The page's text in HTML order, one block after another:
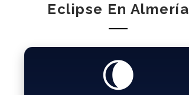
Eclipse En Almería
🌘